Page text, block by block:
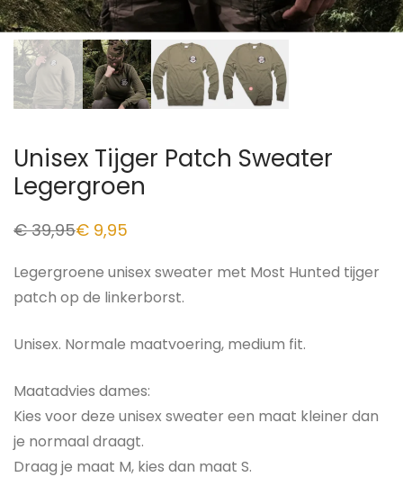
Unisex Tijger Patch Sweater
Legergroen
€39,95€ 9,95
Legergroene unisex sweater met Most Hunted tijger
patch op de linkerborst.
Unisex. Normale maatvoering, medium fit.
Maatadvies dames:
Kies voor deze unisex sweater een maat kleiner dan
je normaal draagt.
Draag je maat M, kies dan maat S.